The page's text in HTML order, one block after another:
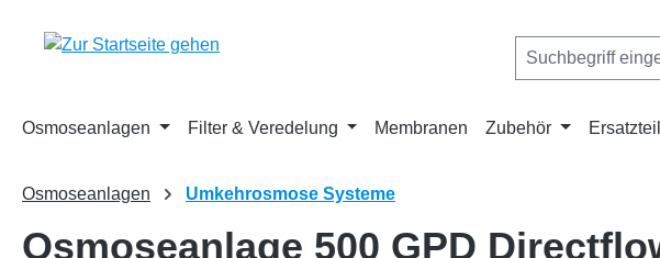
Osmoseanlagen Filter & Veredelung Membranen Zubehör
Osmoseanlagen Umkehrosmose Systeme
Osmoseanlage 500 GPD